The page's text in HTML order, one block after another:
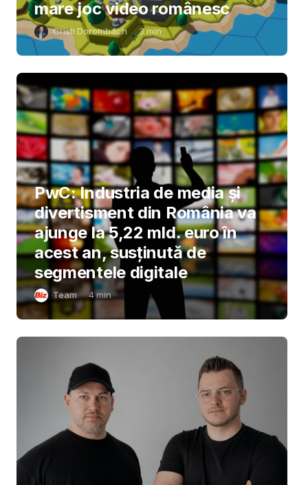
mare joc video românesc
Cristi Dorombach 3min
PwC: Industria de media și
divertisment din România va
ajunge la 5,22 mld. euro în
acest an, susținută de
segmentele digitale
Team 4min